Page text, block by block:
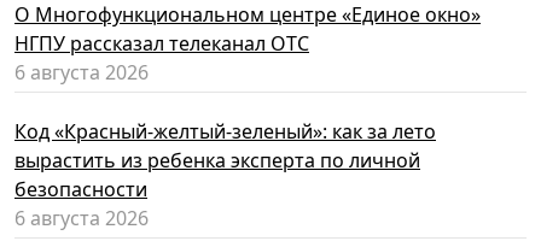
О Многофункциональном центре «Единое окно»
НГПУ рассказал телеканал ОТС
6 августа 2026
Код «Красный-желтый-зеленый»: как за лето
вырастить из ребенка эксперта по личной
безопасности
6 августа 2026